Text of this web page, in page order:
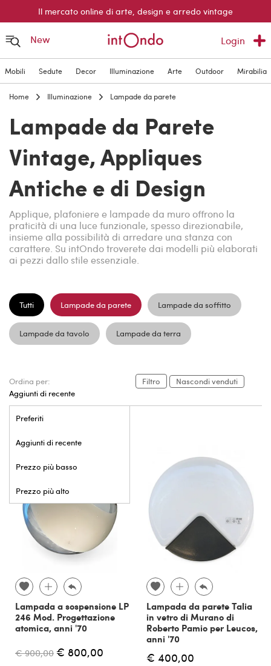
Il mercato online di arte, design e arredo vintage
New Login
Mobili Sedute Decor Illuminazione Arte Outdoor Mirabilia
Home Illuminazione Lampade da parete
Lampade da Parete
Vintage, Appliques
Antiche e di Design
Applique, plafoniere e lampade da muro offrono la
praticità di una luce funzionale, spesso direzionabile,
insieme alla possibilità di arredare una stanza con
carattere. Su intOndo troverete dai modelli più elaborati
ai pezzi dallo stile essenziale.
Tutti Lampade da parete Lampade da soffitto
Lampade da tavolo Lampade da terra
Ordina per:
Aggiunti di recente
Preferiti
Aggiunti di recente
Prezzo più basso
Prezzo più alto
Filtro Nascondi venduti
Lampada a sospensione LP
246 Mod. Progettazione
atomica, anni '70
€ 900,00 € 800,00
Lampada da parete Talia
in vetro di Murano di
Roberto Pamio per Leucos,
anni '70
€ 400,00